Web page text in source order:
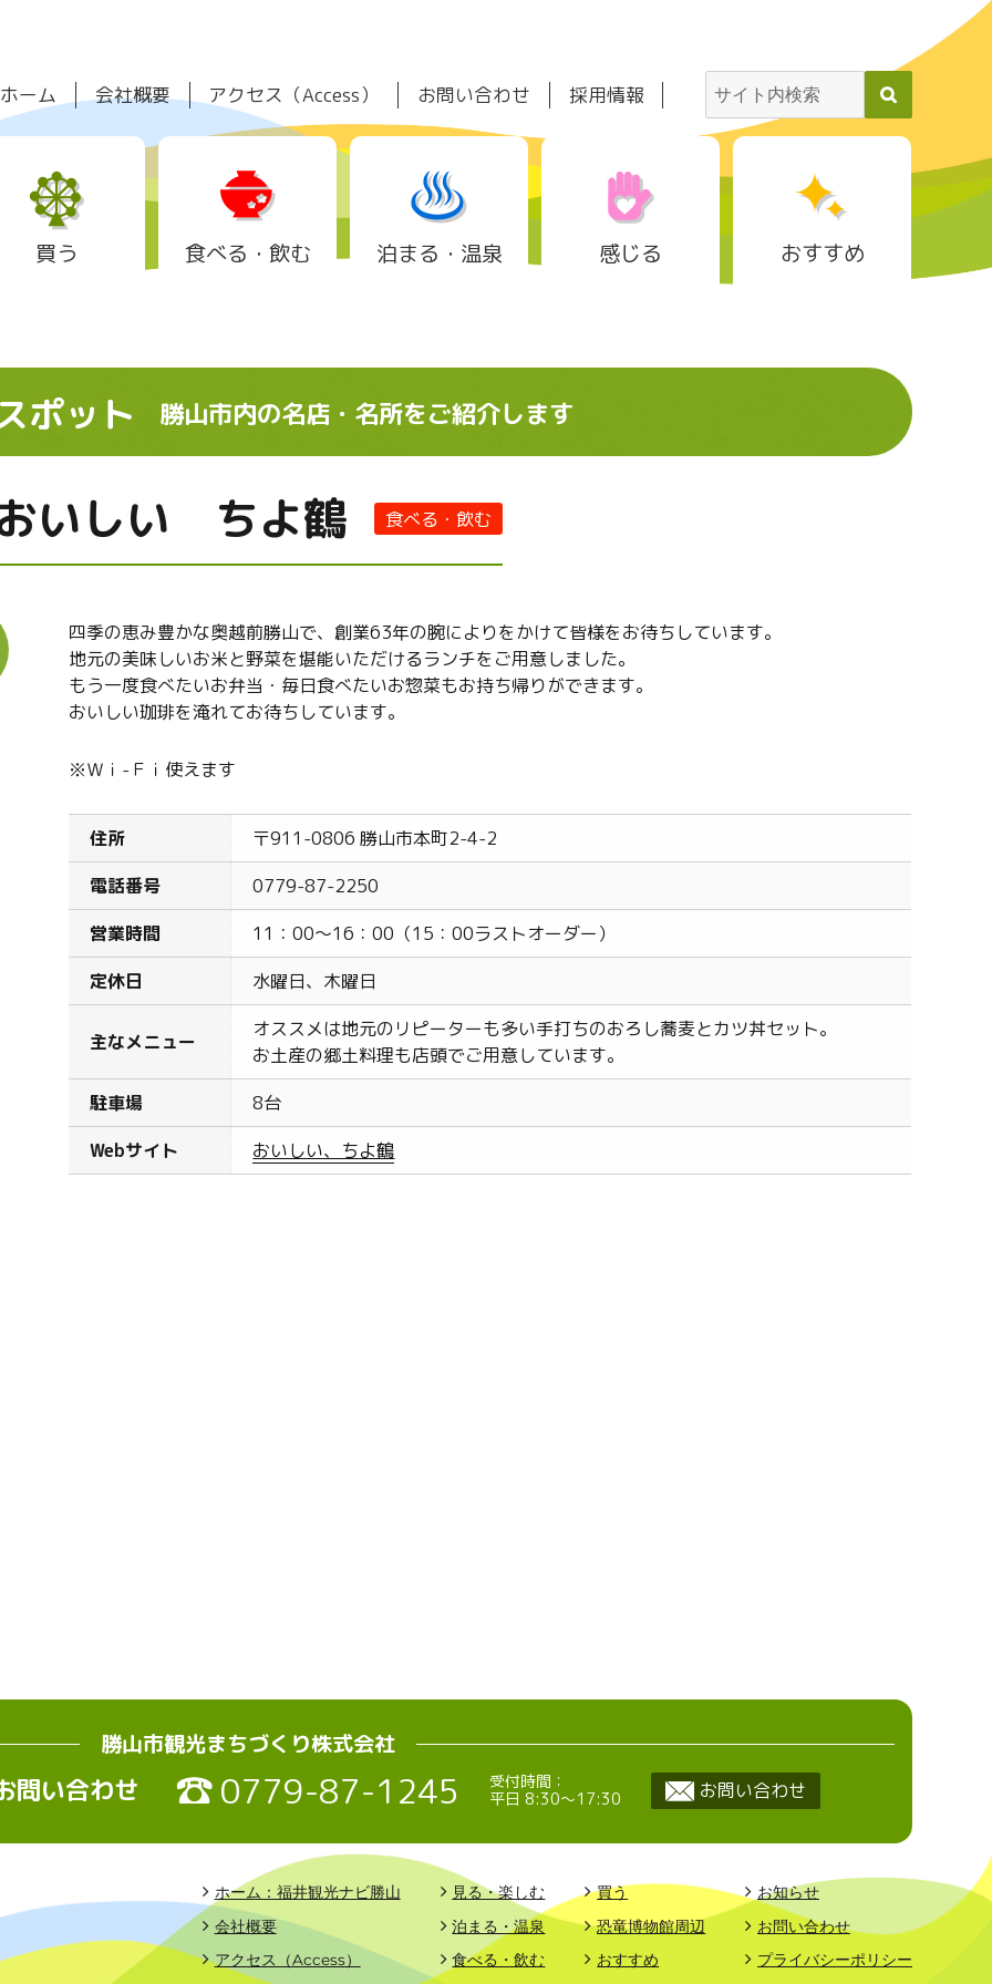
ホーム 会社概要 アクセス（Access） お問い合わせ 採用情報
買う 食べる・飲む 泊まる・温泉 感じる おすすめ
ポット 勝山市内の名店・名所をご紹介します
いしい ちよ鶴 食べる・飲む
四季の恵み豊かな奥越前勝山で、創業63年の腕によりをかけて皆様をお待ちしています。
地元の美味しいお米と野菜を堪能いただけるランチをご用意しました。
もう一度食べたいお弁当・毎日食べたいお惣菜もお持ち帰りができます。
おいしい珈琲を淹れてお待ちしています。
※Ｗｉ-Ｆｉ使えます
住所
〒911-0806 勝山市本町2-4-2
電話番号
0779-87-2250
営業時間
11：00～16：00（15：00ラストオーダー）
定休日
水曜日、木曜日
主なメニュー
オススメは地元のリピーターも多い手打ちのおろし蕎麦とカツ丼セット。
お土産の郷土料理も店頭でご用意しています。
駐車場
8台
Webサイト
おいしい、ちよ鶴
勝山市観光まちづくり株式会社
問い合わせ 0779-87-1245
受付時間：
平日 8:30〜17:30
お問い合わせ
ホーム：福井観光ナビ勝山
会社概要
アクセス（Access）
見る・楽しむ
泊まる・温泉
食べる・飲む
買う
恐竜博物館周辺
おすすめ
お知らせ
お問い合わせ
プライバシーポリシー